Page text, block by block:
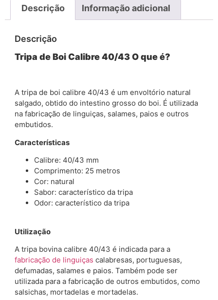
Descrição Informação adicional
Descrição
Tripa de Boi Calibre 40/43O que é?
A tripa de boi calibre 40/43 é um envoltório natural
salgado, obtido do intestino grosso do boi. É utilizada
na fabricação de linguiças, salames, paios e outros
embutidos.
Características
Calibre: 40/43 mm
Comprimento: 25 metros
Cor: natural
Sabor: característico da tripa
Odor: característico da tripa
Utilização
A tripa bovina calibre 40/43 é indicada para a
fabricação de linguiças calabresas, portuguesas,
defumadas, salames e paios. Também pode ser
utilizada para a fabricação de outros embutidos, como
salsichas, mortadelas e mortadelas.